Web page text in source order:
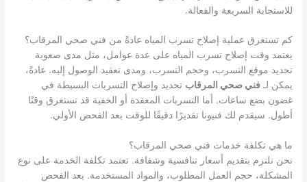
للاستجابة السريعة والفعالة.
كم تستغرق عملية إصلاح تسرب المياه عادةً من فني صحي المرقاب؟
يعتمد وقت إصلاح تسرب المياه على عدة عوامل، مثل مدى صعوبة
تحديد موقع التسرب، وحجم التسرب، ومدى تعقيد الوصول إليه. عادةً،
يمكن لـفني صحي المرقاب تحديد وإصلاح التسربات البسيطة في
غضون بضع ساعات. أما التسربات المعقدة أو الخفية قد تستغرق وقتًا
أطول. سيقدم لك فنيونا تقديرًا دقيقًا للوقت بعد الفحص الأولي.
ما هي تكلفة خدمات فني صحي المرقاب؟
نحن نلتزم بتقديم أسعار تنافسية وشفافة. تعتمد تكلفة الخدمة على نوع
المشكلة، حجم العمل المطلوب، والمواد المستخدمة. بعد الفحص